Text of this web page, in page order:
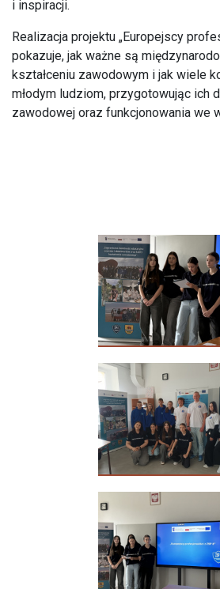
i inspiracji.
Realizacja projektu „Europejscy
pokazuje, jak ważne są
kształceniu zawodowym i jak wiele
młodym ludziom, przygotowując ich
zawodowej oraz funkcjonowania we